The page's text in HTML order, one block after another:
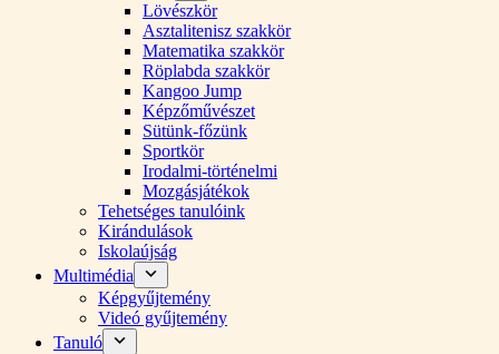
Lövészkör
Asztalitenisz szakkör
Matematika szakkör
Röplabda szakkör
Kangoo Jump
Képzőművészet
Sütünk-főzünk
Sportkör
Irodalmi-történelmi
Mozgásjátékok
Tehetséges tanulóink
Kirándulások
Iskolaújság
Multimédia
Képgyűjtemény
Videó gyűjtemény
Tanuló